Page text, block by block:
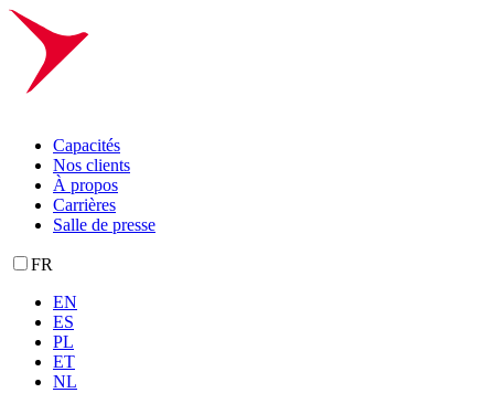
Capacités
Nos clients
À propos
Carrières
Salle de presse
FR
EN
ES
PL
ET
NL